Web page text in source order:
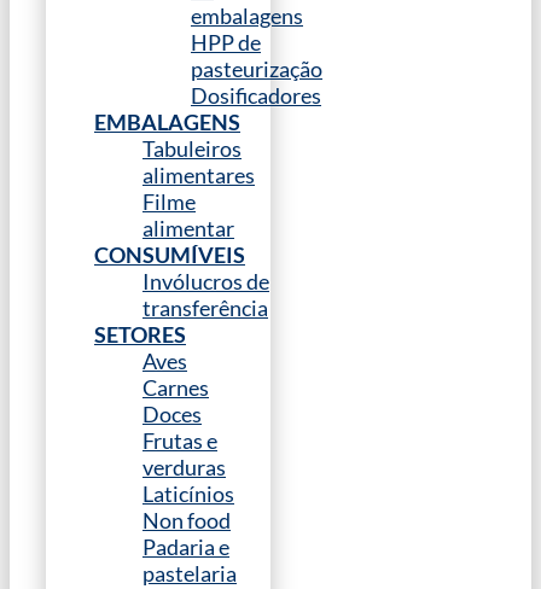
embalagens
HPP de
pasteurização
Dosificadores
EMBALAGENS
Tabuleiros
alimentares
Filme
alimentar
CONSUMÍVEIS
Invólucros de
transferência
SETORES
Aves
Carnes
Doces
Frutas e
verduras
Laticínios
Non food
Padaria e
pastelaria